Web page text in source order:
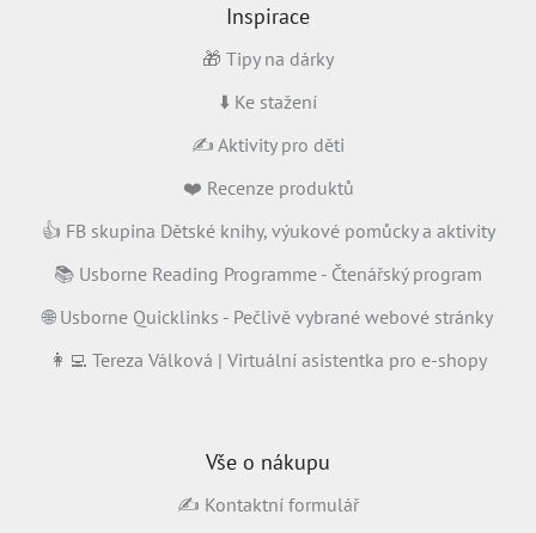
Inspirace
🎁 Tipy na dárky
⬇️ Ke stažení
✍️ Aktivity pro děti
❤️ Recenze produktů
👍 FB skupina Dětské knihy, výukové pomůcky a aktivity
📚 Usborne Reading Programme - Čtenářský program
🌐 Usborne Quicklinks - Pečlivě vybrané webové stránky
👩‍💻 Tereza Válková | Virtuální asistentka pro e-shopy
Vše o nákupu
✍️ Kontaktní formulář